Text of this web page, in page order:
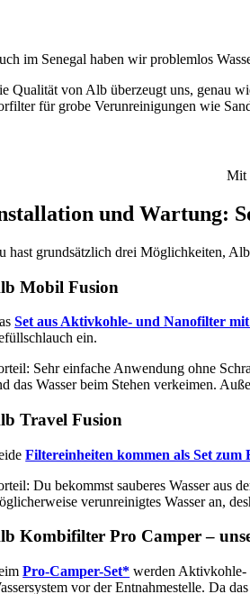
im Senegal haben wir problemlos
Qualität von Alb überzeugt uns, genau
für grobe Verunreinigungen wie
Mit
und Wartung:
hast grundsätzlich drei Möglichkeiten,
Mobil Fusion
Set aus Aktivkohle- und Nanofilter
ein.
Sehr einfache Anwendung ohne
das Wasser beim Stehen verkeimen.
Travel Fusion
Filtereinheiten kommen als Set zum
Du bekommst sauberes Wasser aus
verunreinigtes Wasser an,
Kombifilter Pro Camper –
Pro-Camper-Set* werden Aktivkohle-
vor der Entnahmestelle. Da